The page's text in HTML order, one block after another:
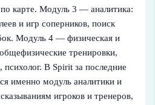
карте. Модуль 3 — аналитика:
и игр соперников, поиск
Модуль 4 — физическая и
тренировки,
В Spirit за последние
именно модуль аналитики и
игроков и тренеров,